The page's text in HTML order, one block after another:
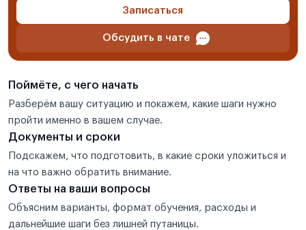
Записаться
Обсудить в чате
Поймёте, с чего начать
Разберём вашу ситуацию и покажем, какие шаги нужно
пройти именно в вашем случае.
Документы и сроки
Подскажем, что подготовить, в какие сроки уложиться и
на что важно обратить внимание.
Ответы на ваши вопросы
Объясним варианты, формат обучения, расходы и
дальнейшие шаги без лишней путаницы.